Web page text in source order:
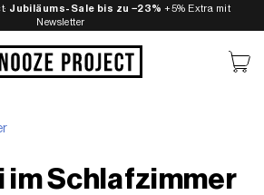
Jubiläums-Sale bis zu −23% +5% Extra mit
Newsletter
im Schlafzimmer